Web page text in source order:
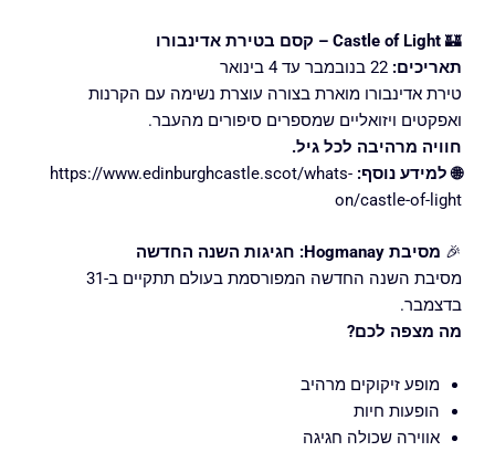
🏰 Castle of Light – קסם בטירת אדינבורו
תאריכים:
טירת אדינבורו מוארת בצורה עוצרת נשימה עם הקרנות
ואפקטים ויזואליים שמספרים סיפורים מהעבר.
חוויה מרהיבה לכל גיל.
🌐 למידע נוסף: https://www.edinburghcastle.scot/whats-
on/castle-of-light
🎉 מסיבת Hogmanay: חגיגות השנה החדשה
מסיבת השנה החדשה המפורסמת בעולם תתקיים ב-31
בדצמבר.
מה מצפה לכם?
מופע זיקוקים מרהיב
הופעות חיות
אווירה שכולה חגיגה